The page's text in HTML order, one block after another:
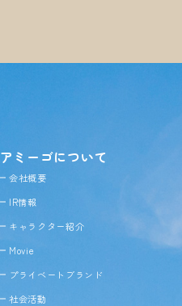
アミーゴについて
会社概要
IR情報
キャラクター紹介
Movie
プライベートブランド
社会活動